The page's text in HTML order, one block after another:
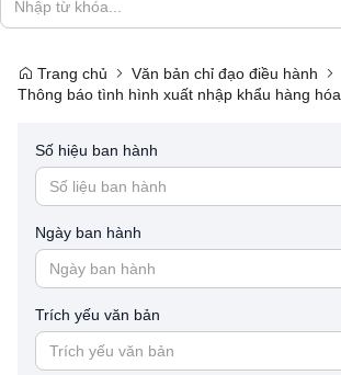
Trang chủ
Văn bản chỉ đạo điều hành
Thông báo tình hình xuất nhập khẩu hàng hóa
Số hiệu ban hành
Ngày ban hành
Trích yếu văn bản